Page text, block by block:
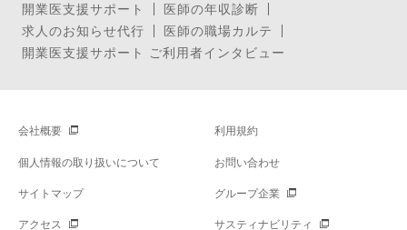
開業医支援サポート
医師の年収診断
求人のお知らせ代行
医師の職場カルテ
開業医支援サポート ご利用者インタビュー
会社概要 利用規約
個人情報の取り扱いについて お問い合わせ
サイトマップ グループ企業
アクセス サスティナビリティ